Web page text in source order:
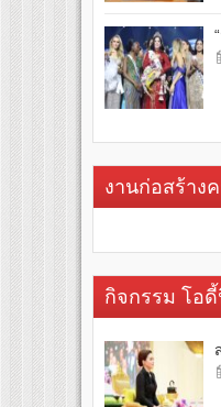
งานก่อสร้าง
กิจกรรม โอ